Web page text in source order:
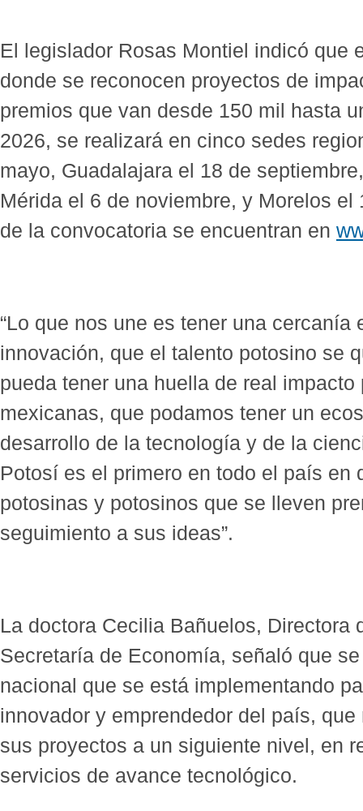
El legislador Rosas Montiel indicó que
donde se reconocen proyectos de
premios que van desde 150 mil hasta
2026, se realizará en cinco sedes
mayo, Guadalajara el 18 de
Mérida el 6 de noviembre, y Morelos
de la convocatoria se encuentran en
“Lo que nos une es tener una cercanía
innovación, que el talento potosino se
pueda tener una huella de real
mexicanas, que podamos tener un
desarrollo de la tecnología y de la
Potosí es el primero en todo el país en
potosinas y potosinos que se lleven
seguimiento a sus ideas”.
La doctora Cecilia Bañuelos, Directora
Secretaría de Economía, señaló que
nacional que se está implementando
innovador y emprendedor del país,
sus proyectos a un siguiente nivel, en
servicios de avance tecnológico.